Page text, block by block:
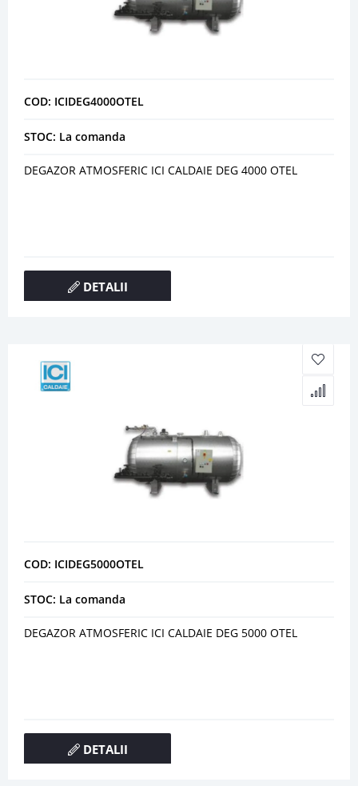
COD: ICIDEG4000OTEL
STOC: La comanda
DEGAZOR ATMOSFERIC ICI CALDAIE DEG 4000 OTEL
DETALII
COD: ICIDEG5000OTEL
STOC: La comanda
DEGAZOR ATMOSFERIC ICI CALDAIE DEG 5000 OTEL
DETALII